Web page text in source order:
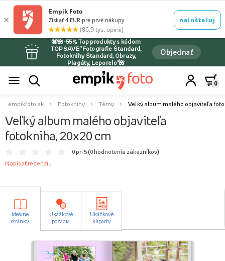
🤩🌺-55% Top produkty s kódom
TOPSAVE *Fotografie Štandard,
Fotoknihy Štandard, Obrazy,
Plagáty, Leporelo*🌺
Objednať
0
empikfoto.sk Fotoknihy Témy Veľký album malého objaviteľa
Veľký album malého objaviteľa
fotokniha, 20x20 cm
0 pri 5 (0 hodnotenia zákazníkov)
Napísať recenziu
Ideálne
stránky
Ukážkové
pozadia
Ukážkové
kliparty